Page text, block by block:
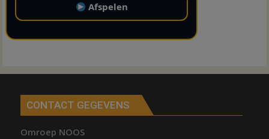
Afspelen
CONTACT GEGEVENS
Omroep NOOS